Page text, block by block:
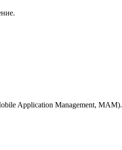
Application Management, MAM).